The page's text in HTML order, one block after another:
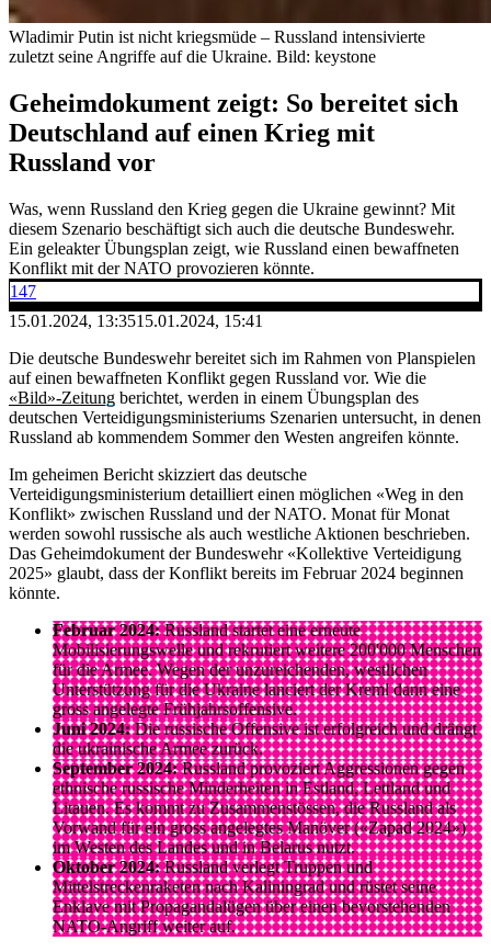
Wladimir Putin ist nicht kriegsmüde – Russland intensivierte
zuletzt seine Angriffe auf die Ukraine. Bild: keystone
Geheimdokument zeigt: So bereitet sich
Deutschland auf einen Krieg mit
Russland vor
Was, wenn Russland den Krieg gegen die Ukraine gewinnt? Mit
diesem Szenario beschäftigt sich auch die deutsche Bundeswehr.
Ein geleakter Übungsplan zeigt, wie Russland einen bewaffneten
Konflikt mit der NATO provozieren könnte.
147
15.01.2024, 13:3515.01.2024, 15:41
Die deutsche Bundeswehr bereitet sich im Rahmen von Planspielen
auf einen bewaffneten Konflikt gegen Russland vor. Wie die
«Bild»-Zeitung berichtet, werden in einem Übungsplan des
deutschen Verteidigungsministeriums Szenarien untersucht, in denen
Russland ab kommendem Sommer den Westen angreifen könnte.
Im geheimen Bericht skizziert das deutsche
Verteidigungsministerium detailliert einen möglichen «Weg in den
Konflikt» zwischen Russland und der NATO. Monat für Monat
werden sowohl russische als auch westliche Aktionen beschrieben.
Das Geheimdokument der Bundeswehr «Kollektive Verteidigung
2025» glaubt, dass der Konflikt bereits im Februar 2024 beginnen
könnte.
Februar 2024:Russland startet eine erneute
Mobilisierungswelle und rekrutiert weitere 200'000 Menschen
für die Armee. Wegen der unzureichenden, westlichen
Unterstützung für die Ukraine lanciert der Kreml dann eine
gross angelegte Frühjahrsoffensive.
Juni 2024:Die russische Offensive ist erfolgreich und drängt
die ukrainische Armee zurück.
September 2024:Russland provoziert Aggressionen gegen
ethnische russische Minderheiten in Estland, Lettland und
Litauen. Es kommt zu Zusammenstössen, die Russland als
Vorwand für ein gross angelegtes Manöver («Zapad 2024»)
im Westen des Landes und in Belarus nutzt.
Oktober 2024:Russland verlegt Truppen und
Mittelstreckenraketen nach Kaliningrad und rüstet seine
Enklave mit Propagandalügen über einen bevorstehenden
NATO-Angriff weiter auf.